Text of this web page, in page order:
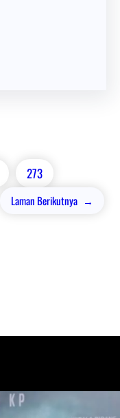
273
Laman Berikutnya →